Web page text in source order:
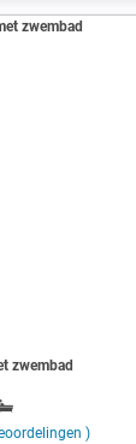
zwembad
)